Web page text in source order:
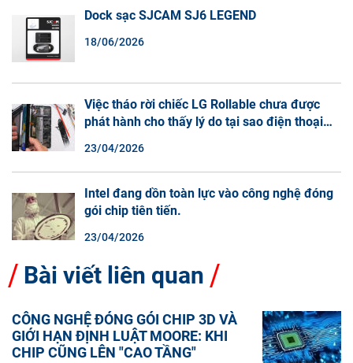
Dock sạc SJCAM SJ6 LEGEND
18/06/2026
Việc tháo rời chiếc LG Rollable chưa được
phát hành cho thấy lý do tại sao điện thoại
23/04/2026
Intel đang dồn toàn lực vào công nghệ đóng
gói chip tiên tiến.
23/04/2026
Bài viết liên quan
CÔNG NGHỆ ĐÓNG GÓI CHIP 3D VÀ
GIỚI HẠN ĐỊNH LUẬT MOORE: KHI
CHIP CŨNG LÊN "CAO TẦNG"